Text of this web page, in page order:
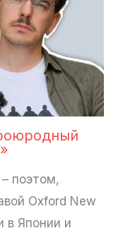
поэтом,
Oxford New
в Японии и